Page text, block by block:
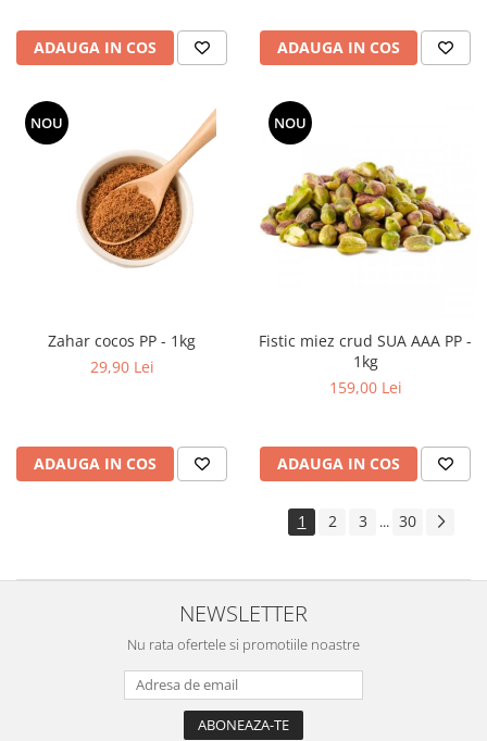
ADAUGA IN COS ADAUGA IN COS
NOU
Zahar cocos PP - 1kg
29,90 Lei
ADAUGA IN COS
NOU
Fistic miez crud SUA AAA PP -
1kg
159,00 Lei
ADAUGA IN COS
1 2 3 ... 30
NEWSLETTER
Nu rata ofertele si promotiile noastre